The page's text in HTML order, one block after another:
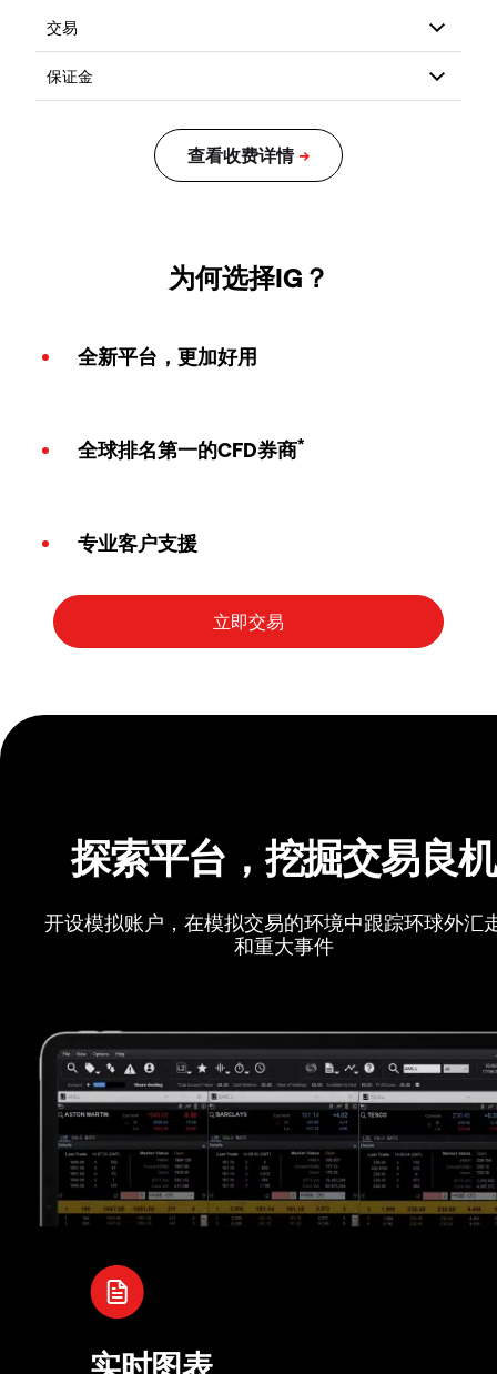
为何选择IG？
全新平台，更加好用
全球排名第一的CFD券商*
专业客户支援
探索平台，挖掘交易良机
开设模拟账户，在模拟交易的环境中跟踪环球外汇
和重大事件
实时图表